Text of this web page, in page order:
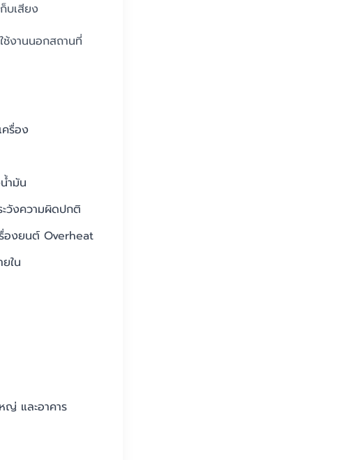
บเสียง
งานนอกสถานที่
รื่อง
ำมัน
วังความผิดปกติ
องยนต์ Overheat
ใน
ญ่ และอาคาร